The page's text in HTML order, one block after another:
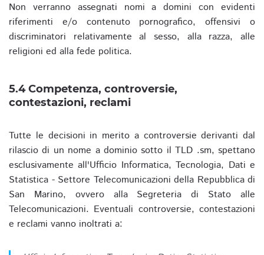
Non verranno assegnati nomi a domini con evidenti
riferimenti e/o contenuto pornografico, offensivi o
discriminatori relativamente al sesso, alla razza, alle
religioni ed alla fede politica.
5.4 Competenza, controversie,
contestazioni, reclami
Tutte le decisioni in merito a controversie derivanti dal
rilascio di un nome a dominio sotto il TLD .sm, spettano
esclusivamente all'Ufficio Informatica, Tecnologia, Dati e
Statistica - Settore Telecomunicazioni della Repubblica di
San Marino, ovvero alla Segreteria di Stato alle
Telecomunicazioni. Eventuali controversie, contestazioni
e reclami vanno inoltrati a: